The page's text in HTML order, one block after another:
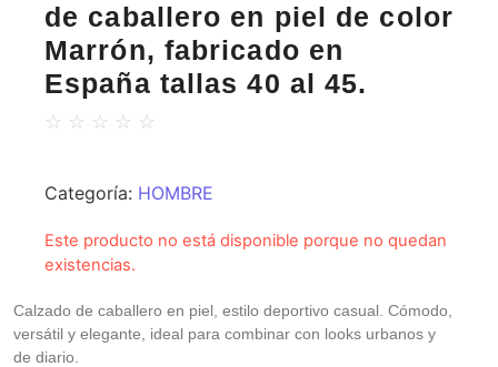
de caballero en piel de color
Marrón, fabricado en
España tallas 40 al 45.
☆ ☆ ☆ ☆ ☆
Categoría: HOMBRE
Este producto no está disponible porque no quedan
existencias.
Calzado de caballero en piel, estilo deportivo casual. Cómodo,
versátil y elegante, ideal para combinar con looks urbanos y
de diario.